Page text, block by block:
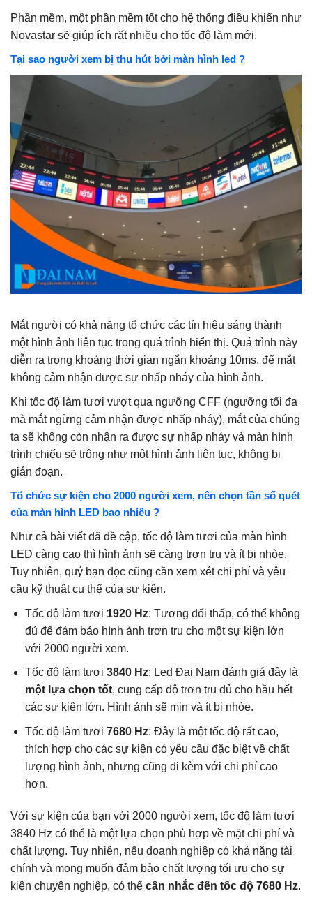
Phần mềm, một phần mềm tốt cho hệ thống điều khiển như
Novastar sẽ giúp ích rất nhiều cho tốc độ làm mới.
Tại sao người xem bị thu hút bởi màn hình led ?
Mắt người có khả năng tổ chức các tín hiệu sáng thành
một hình ảnh liên tục trong quá trình hiển thị. Quá trình này
diễn ra trong khoảng thời gian ngắn khoảng 10ms, để mắt
không cảm nhận được sự nhấp nháy của hình ảnh.
Khi tốc độ làm tươi vượt qua ngưỡng CFF (ngưỡng tối đa
mà mắt ngừng cảm nhận được nhấp nháy), mắt của chúng
ta sẽ không còn nhận ra được sự nhấp nháy và màn hình
trình chiếu sẽ trông như một hình ảnh liên tục, không bị
gián đoạn.
Tổ chức sự kiện cho 2000 người xem, nên chọn tần số quét
của màn hình LED bao nhiêu ?
Như cả bài viết đã đề cập, tốc độ làm tươi của màn hình
LED càng cao thì hình ảnh sẽ càng trơn tru và ít bị nhòe.
Tuy nhiên, quý bạn đọc cũng cần xem xét chi phí và yêu
cầu kỹ thuật cụ thể của sự kiện.
Tốc độ làm tươi 1920 Hz: Tương đối thấp, có thể không
đủ để đảm bảo hình ảnh trơn tru cho một sự kiện lớn
với 2000 người xem.
Tốc độ làm tươi 3840 Hz: Led Đại Nam đánh giá đây là
một lựa chọn tốt, cung cấp độ trơn tru đủ cho hầu hết
các sự kiện lớn. Hình ảnh sẽ mịn và ít bị nhòe.
Tốc độ làm tươi 7680 Hz: Đây là một tốc độ rất cao,
thích hợp cho các sự kiện có yêu cầu đặc biệt về chất
lượng hình ảnh, nhưng cũng đi kèm với chi phí cao
hơn.
Với sự kiện của bạn với 2000 người xem, tốc độ làm tươi
3840 Hz có thể là một lựa chọn phù hợp về mặt chi phí và
chất lượng. Tuy nhiên, nếu doanh nghiệp có khả năng tài
chính và mong muốn đảm bảo chất lượng tối ưu cho sự
kiện chuyên nghiệp, có thể cân nhắc đến tốc độ 7680 Hz.